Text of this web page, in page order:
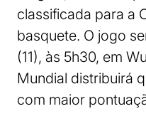
classificada para a
basquete. O jogo
(11), às 5h30, em
Mundial distribuirá
com maior